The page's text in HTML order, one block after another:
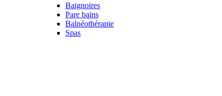
Baignoires
Pare bains
Balnéothérapie
Spas